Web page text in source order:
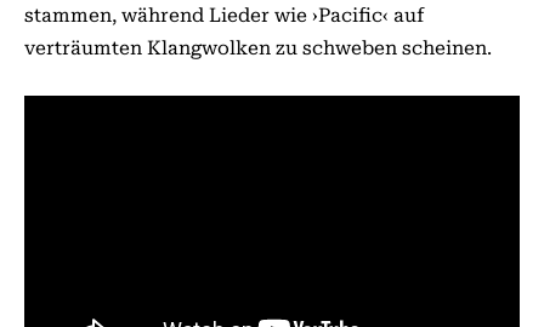
stammen, während Lieder wie ›Pacific‹ auf
verträumten Klangwolken zu schweben scheinen.